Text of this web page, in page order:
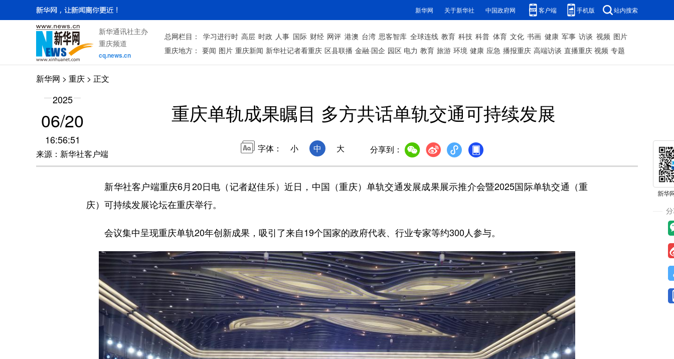
新华网 关于新华社 中国政府网 客户端 手机版 站内搜索
新华通讯社主办
重庆频道
cq.news.cn
总网栏目： 学习进行时 高层 时政 人事 国际 财经 网评 港澳 台湾 思客智库 全球连线 教育 科技 科普 体育 文化 书画 健康 军事 访谈 视频 图片
重庆地方： 要闻 图片 重庆新闻 新华社记者看重庆 区县联播 金融·国企 园区 电力 教育 旅游 环境 健康 应急 播报重庆 高端访谈 直播重庆 视频 专题
新华网 > 重庆 > 正文
2025
06/20
16:56:51
来源：新华社客户端
重庆单轨成果瞩目 多方共话单轨交通可持续发展
字体： 小 中 大 分享到：
新华社客户端重庆6月20日电（记者赵佳乐）近日，中国（重庆）单轨交通发展成果展示推介会暨2025国际单轨交通（重
庆）可持续发展论坛在重庆举行。
会议集中呈现重庆单轨20年创新成果，吸引了来自19个国家的政府代表、行业专家等约300人参与。